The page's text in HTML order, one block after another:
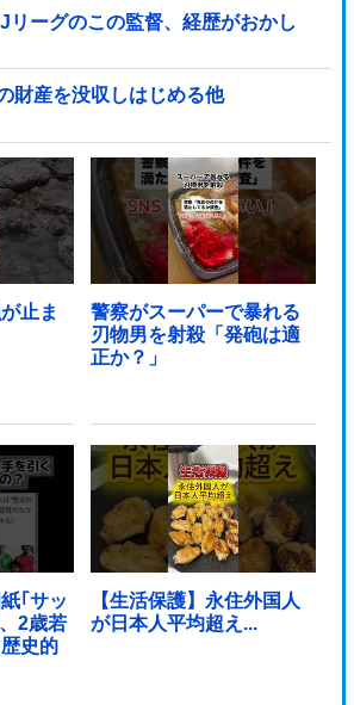
リーグのこの監督、経歴がおかし
財産を没収しはじめる他
止ま
警察がスーパーで暴れる
刃物男を射殺「発砲は適
正か？」
｢サッ
2歳若
史的
【生活保護】永住外国人
が日本人平均超え...